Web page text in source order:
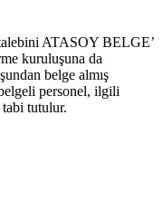
ATASOY BELGE’
kuruluşuna da
belge almış
personel, ilgili
tutulur.